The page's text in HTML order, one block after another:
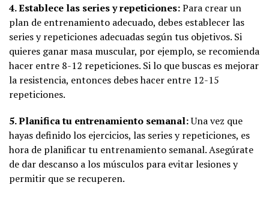
4. Establece las series y repeticiones:Para crear un
plan de entrenamiento adecuado, debes establecer las
series y repeticiones adecuadas según tus objetivos. Si
quieres ganar masa muscular, por ejemplo, se recomienda
hacer entre 8-12 repeticiones. Si lo que buscas es mejorar
la resistencia, entonces debes hacer entre 12-15
repeticiones.
5. Planifica tu entrenamiento semanal:Una vez que
hayas definido los ejercicios, las series y repeticiones, es
hora de planificar tu entrenamiento semanal. Asegúrate
de dar descanso a los músculos para evitar lesiones y
permitir que se recuperen.